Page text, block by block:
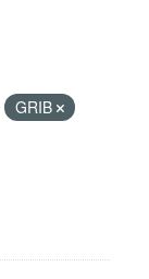
GRIB